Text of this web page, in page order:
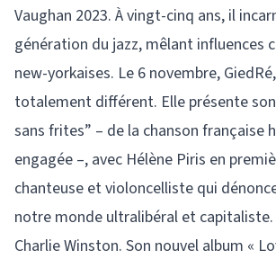
Vaughan 2023. À vingt-cinq ans, il
génération du jazz, mêlant influences
new-yorkaises. Le 6 novembre,
totalement différent. Elle présente
sans frites” – de la chanson française
engagée –, avec Hélène Piris en
chanteuse et violoncelliste qui
notre monde ultralibéral et capitaliste.
Charlie Winston. Son nouvel album «